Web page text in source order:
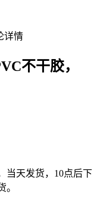
详情
不干胶，
当天发货，10点后下
。